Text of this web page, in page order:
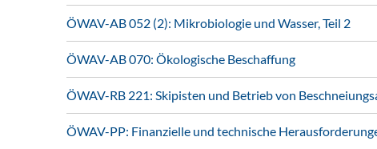
ÖWAV-AB 052 (2): Mikrobiologie und Wasser, Teil 2
ÖWAV-AB 070: Ökologische Beschaffung
ÖWAV-RB 221: Skipisten und Betrieb von
ÖWAV-PP: Finanzielle und technische